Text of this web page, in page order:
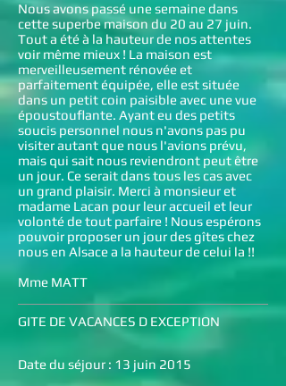
Nous avons passé une semaine dans
cette superbe maison du 20 au 27 juin.
Tout a été à la hauteur de nos attentes
voir même mieux ! La maison est
merveilleusement rénovée et
parfaitement équipée, elle est située
dans un petit coin paisible avec une vue
époustouflante. Ayant eu des petits
soucis personnel nous n'avons pas pu
visiter autant que nous l'avions prévu,
mais qui sait nous reviendront peut être
un jour. Ce serait dans tous les cas avec
un grand plaisir. Merci à monsieur et
madame Lacan pour leur accueil et leur
volonté de tout parfaire ! Nous espérons
pouvoir proposer un jour des gîtes chez
nous en Alsace a la hauteur de celui la !!
Mme MATT
GITE DE VACANCES D EXCEPTION
Date du séjour : 13 juin 2015